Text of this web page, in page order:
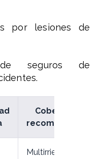
por lesiones de
seguros de
Cobertura
recomendada
Multirriesgo con